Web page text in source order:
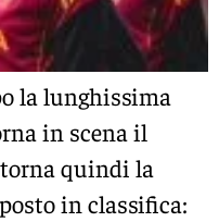
la lunghissima
in scena il
quindi la
in classifica: